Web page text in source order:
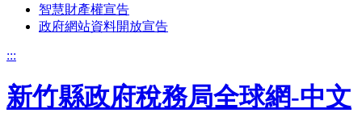
智慧財產權宣告
政府網站資料開放宣告
:::
新竹縣政府稅務局全球網-中文